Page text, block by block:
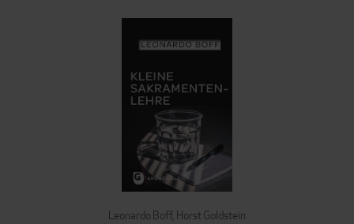
Leonardo Boff, Horst Goldstein